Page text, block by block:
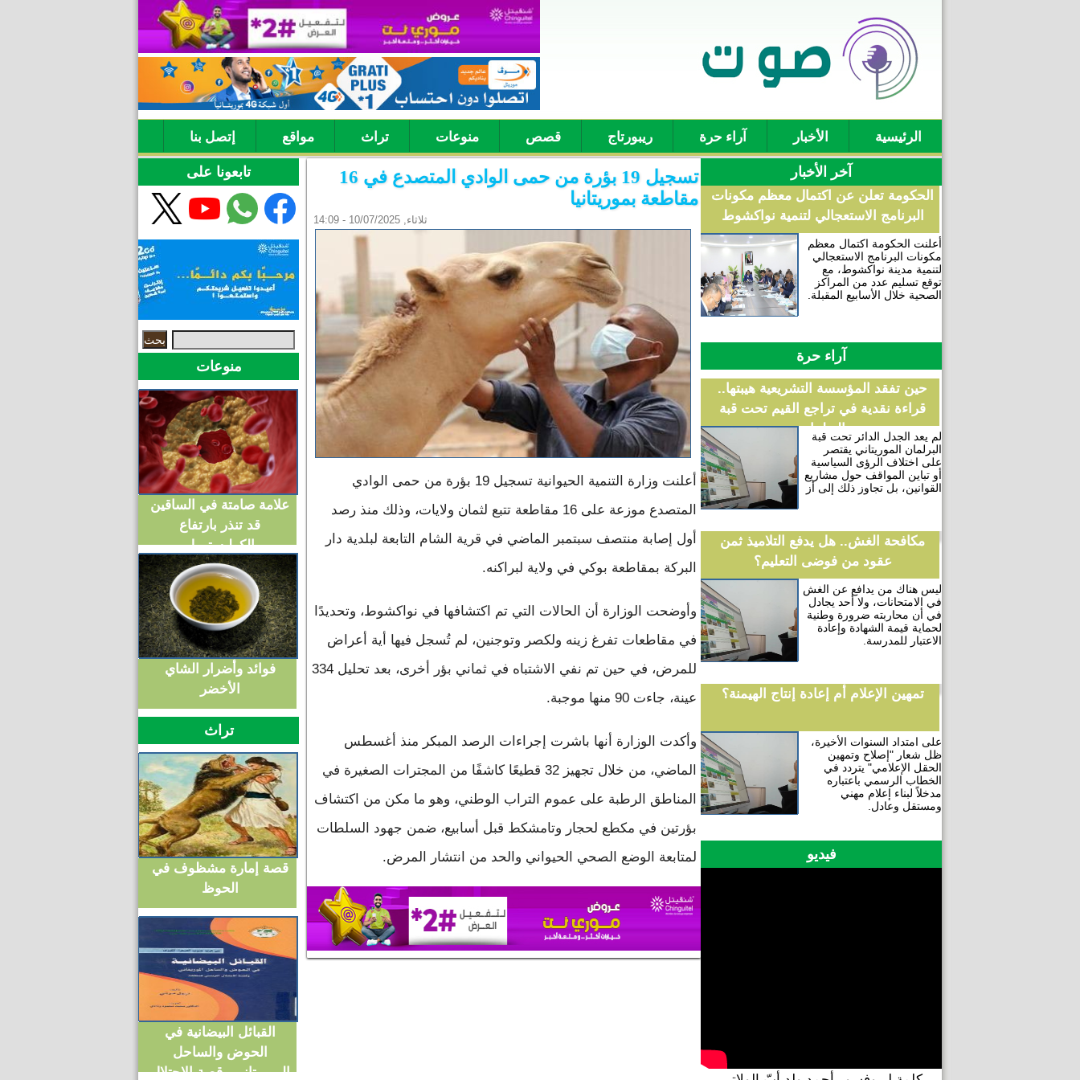
الرئيسية الأخبار آراء حرة ريبورتاج قصص منوعات تراث مواقع إتصل بنا
آخر الأخبار
الحكومة تعلن عن اكتمال معظم مكونات
البرنامج الاستعجالي لتنمية نواكشوط
أعلنت الحكومة اكتمال معظم
مكونات البرنامج الاستعجالي
لتنمية مدينة نواكشوط، مع
توقع تسليم عدد من المراكز
الصحية خلال الأسابيع المقبلة.
آراء حرة
حين تفقد المؤسسة التشريعية هيبتها..
قراءة نقدية في تراجع القيم تحت قبة
البرلمان
لم يعد الجدل الدائر تحت قبة
البرلمان الموريتاني يقتصر
على اختلاف الرؤى السياسية
أو تباين المواقف حول مشاريع
القوانين، بل تجاوز ذلك إلى أز
مكافحة الغش.. هل يدفع التلاميذ ثمن
عقود من فوضى التعليم؟
ليس هناك من يدافع عن الغش
في الامتحانات، ولا أحد يجادل
في أن محاربته ضرورة وطنية
لحماية قيمة الشهادة وإعادة
الاعتبار للمدرسة.
تمهين الإعلام أم إعادة إنتاج الهيمنة؟
على امتداد السنوات الأخيرة،
ظل شعار "إصلاح وتمهين
الحقل الإعلامي" يتردد في
الخطاب الرسمي باعتباره
مدخلاً لبناء إعلام مهني
ومستقل وعادل.
فيديو
تابعونا على
استمارة البحث
‏بحث ‏
منوعات
علامة صامتة في الساقين
قد تنذر بارتفاع
الكوليسترول
فوائد وأضرار الشاي
الأخضر
تراث
قصة إمارة مشظوف في
الحوظ
القبائل البيضانية في
الحوض والساحل
الموريتاني وقصة الاحتلال
تسجيل 19 بؤرة من حمى الوادي المتصدع في 16
مقاطعة بموريتانيا
ثلاثاء, 10/07/2025 - 14:09
أعلنت وزارة التنمية الحيوانية تسجيل 19 بؤرة من حمى الوادي
المتصدع موزعة على 16 مقاطعة تتبع لثمان ولايات، وذلك منذ رصد
أول إصابة منتصف سبتمبر الماضي في قرية الشام التابعة لبلدية دار
البركة بمقاطعة بوكي في ولاية لبراكنه.
وأوضحت الوزارة أن الحالات التي تم اكتشافها في نواكشوط، وتحديدًا
في مقاطعات تفرغ زينه ولكصر وتوجنين، لم تُسجل فيها أية أعراض
للمرض، في حين تم نفي الاشتباه في ثماني بؤر أخرى، بعد تحليل 334
عينة، جاءت 90 منها موجبة.
وأكدت الوزارة أنها باشرت إجراءات الرصد المبكر منذ أغسطس
الماضي، من خلال تجهيز 32 قطيعًا كاشفًا من المجترات الصغيرة في
المناطق الرطبة على عموم التراب الوطني، وهو ما مكن من اكتشاف
بؤرتين في مكطع لحجار وتامشكط قبل أسابيع، ضمن جهود السلطات
لمتابعة الوضع الصحي الحيواني والحد من انتشار المرض.